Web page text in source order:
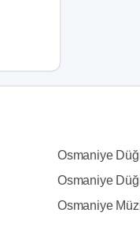
Osmaniye
Osmaniye
Osmaniye